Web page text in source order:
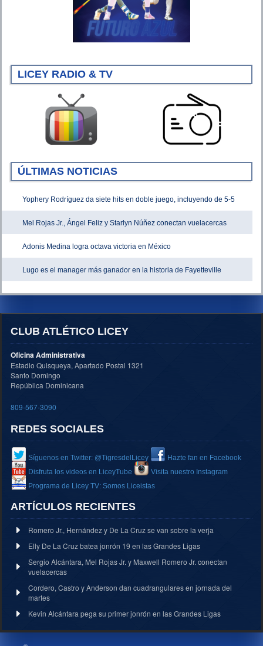
LICEY RADIO & TV
ÚLTIMAS NOTICIAS
Yophery Rodríguez da siete hits en doble juego, incluyendo de 5-5
Mel Rojas Jr., Ángel Feliz y Starlyn Núñez conectan vuelacercas
Adonis Medina logra octava victoria en México
Lugo es el manager más ganador en la historia de Fayetteville
CLUB ATLÉTICO LICEY
Oficina Administrativa
Estadio Quisqueya, Apartado Postal 1321
Santo Domingo
República Dominicana
809-567-3090
REDES SOCIALES
Síguenos en Twitter: @TigresdelLicey
Hazte fan en Facebook
Disfruta los videos en LiceyTube
Visita nuestro Instagram
Programa de Licey TV: Somos Liceistas
ARTÍCULOS RECIENTES
Romero Jr., Hernández y De La Cruz se van sobre la verja
Elly De La Cruz batea jonrón 19 en las Grandes Ligas
Sergio Alcántara, Mel Rojas Jr. y Maxwell Romero Jr. conectan
vuelacercas
Cordero, Castro y Anderson dan cuadrangulares en jornada del
martes
Kevin Alcántara pega su primer jonrón en las Grandes Ligas